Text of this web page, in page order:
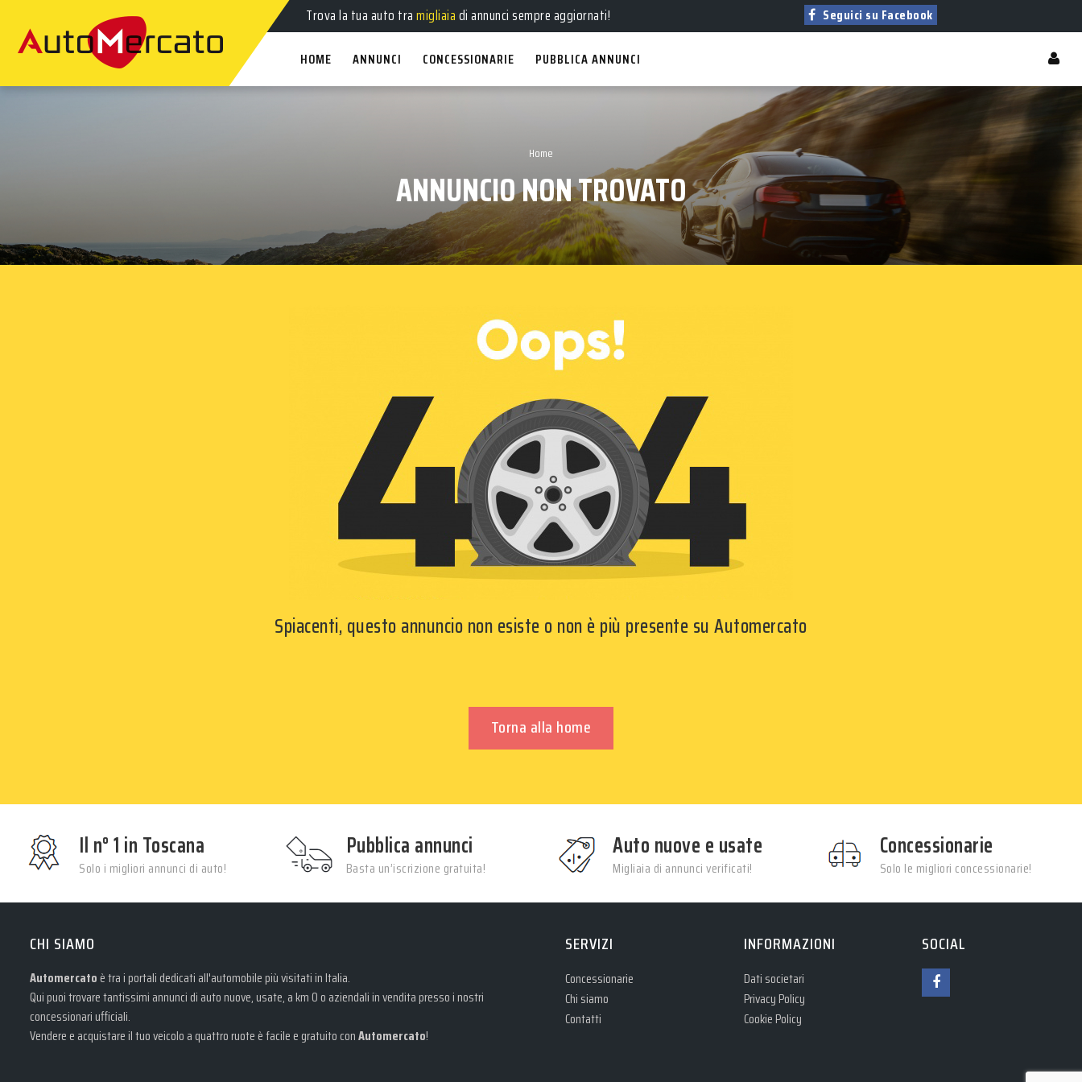
Trova la tua auto tramigliaiadi annunci sempre aggiornati! Seguici su Facebook
HOME ANNUNCI CONCESSIONARIE PUBBLICA ANNUNCI
Home
ANNUNCIO NON TROVATO
Spiacenti, questo annuncio non esiste o non è più presente su Automercato
Torna alla home
Il n° 1 in Toscana
Solo i migliori annunci di auto!
Pubblica annunci
Basta un’iscrizione gratuita!
Auto nuove e usate
Migliaia di annunci verificati!
Concessionarie
Solo le migliori concessionarie!
CHI SIAMO
Automercato è tra i portali dedicati all'automobile più visitati in Italia.
Qui puoi trovare tantissimi annunci di auto nuove, usate, a km 0 o aziendali in vendita presso i nostri
concessionari ufficiali.
Vendere e acquistare il tuo veicolo a quattro ruote è facile e gratuito conAutomercato!
SERVIZI
Concessionarie
Chi siamo
Contatti
INFORMAZIONI
Dati societari
Privacy Policy
Cookie Policy
SOCIAL